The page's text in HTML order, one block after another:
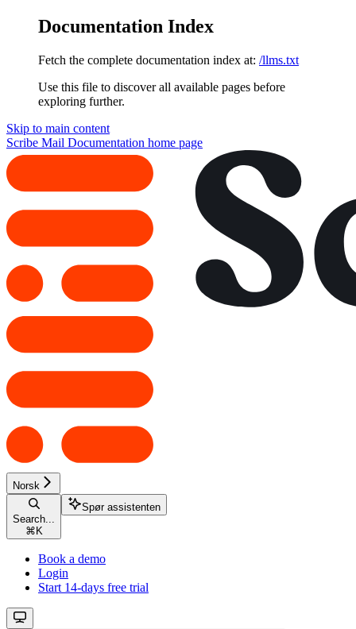
Documentation Index
Fetch the complete documentation index at: /llms.txt
Use this file to discover all available pages before
exploring further.
Skip to main content
Scribe Mail Documentation home page
Norsk
Search...
⌘ K
Spør assistenten
Book a demo
Login
Start 14-days free trial